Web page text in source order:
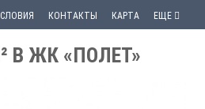
КОНТАКТЫ КАРТА ЕЩЕ
В ЖК «ПОЛЕТ»